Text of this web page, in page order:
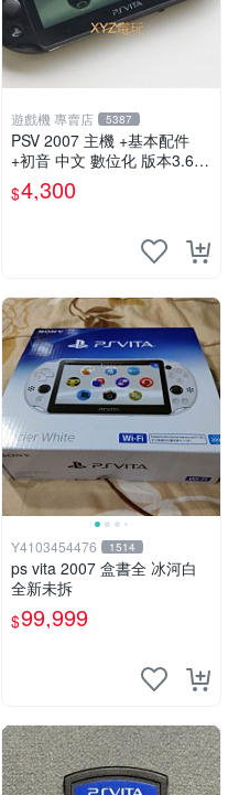
遊戲機 專賣店 5387
PSV 2007 主機 +基本配件
+初音 中文 數位化 版本3.69
PS Vita2007 保修一年 85成
新
$4,300
Y4103454476 1514
ps vita 2007 盒書全 冰河白
全新未拆
$99,999